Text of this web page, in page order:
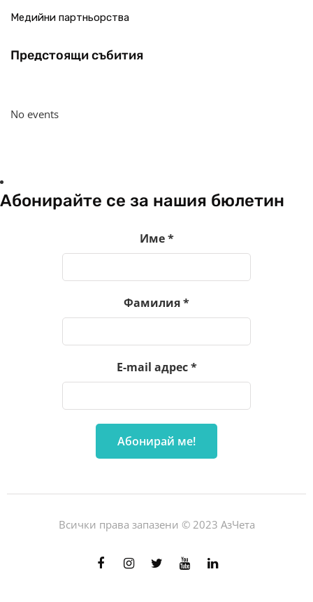
Медийни партньорства
Предстоящи събития
No events
Абонирайте се за нашия бюлетин
Име*
Фамилия*
E-mail адрес*
Всички права запазени © 2023 АзЧета